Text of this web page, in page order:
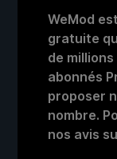
WeMod
gratuite
de
abonnés
proposer
nombre.
nos avis